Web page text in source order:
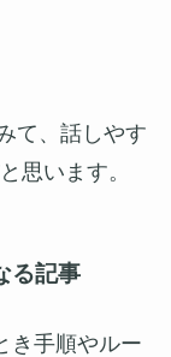
て、話しやす
思います。
る記事
き手順やルー